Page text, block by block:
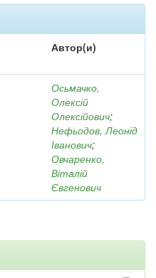
Автор(и)
Осьмачко,
Олексій
Олексійович;
Нефьодов, Леонід
Іванович;
Овчаренко,
Віталій
Євгенович